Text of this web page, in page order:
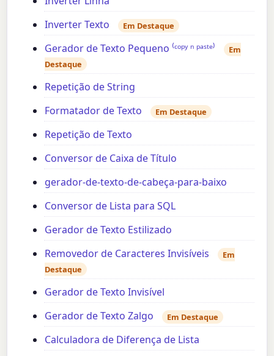
Inverter Texto
Em Destaque
Gerador de Texto Pequeno ⁽ᶜᵒᵖʸ ⁿ ᵖᵃˢᵗᵉ⁾
Em
Destaque
Repetição de String
Formatador de Texto
Em Destaque
Repetição de Texto
Conversor de Caixa de Título
gerador-de-texto-de-cabeça-para-baixo
Conversor de Lista para SQL
Gerador de Texto Estilizado
Removedor de Caracteres Invisíveis
Em
Destaque
Gerador de Texto Invisível
Gerador de Texto Zalgo
Em Destaque
Calculadora de Diferença de Lista